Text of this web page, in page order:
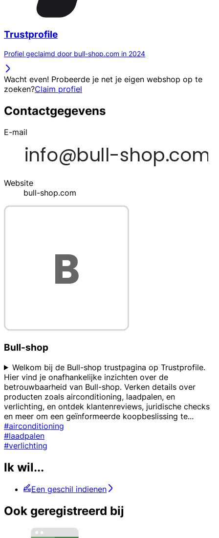
Trustprofile
Profiel geclaimd door bull-shop.com in 2024
Wacht even! Probeerde je net je eigen webshop op te
zoeken?Claim profiel
Contactgegevens
E-mail
Website
bull-shop.com
Bull-shop
Welkom bij de Bull-shop trustpagina op Trustprofile.
Hier vind je onafhankelijke inzichten over de
betrouwbaarheid van Bull-shop. Verken details over
producten zoals airconditioning, laadpalen, en
verlichting, en ontdek klantenreviews, juridische checks
en meer om een geïnformeerde koopbeslissing te...
#airconditioning
#laadpalen
#verlichting
Ik wil...
Een geschil indienen
Ook geregistreerd bij